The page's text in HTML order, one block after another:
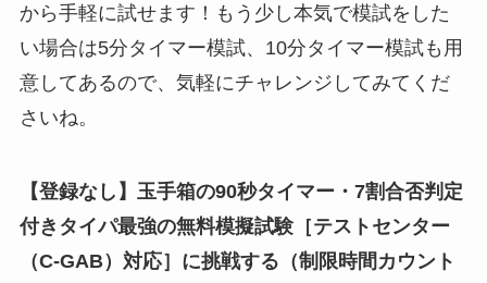
から手軽に試せます！もう少し本気で模試をした
い場合は5分タイマー模試、10分タイマー模試も用
意してあるので、気軽にチャレンジしてみてくだ
さいね。
【登録なし】玉手箱の90秒タイマー・7割合否判定
付きタイパ最強の無料模擬試験［テストセンター
（C-GAB）対応］ に挑戦する（制限時間カウント